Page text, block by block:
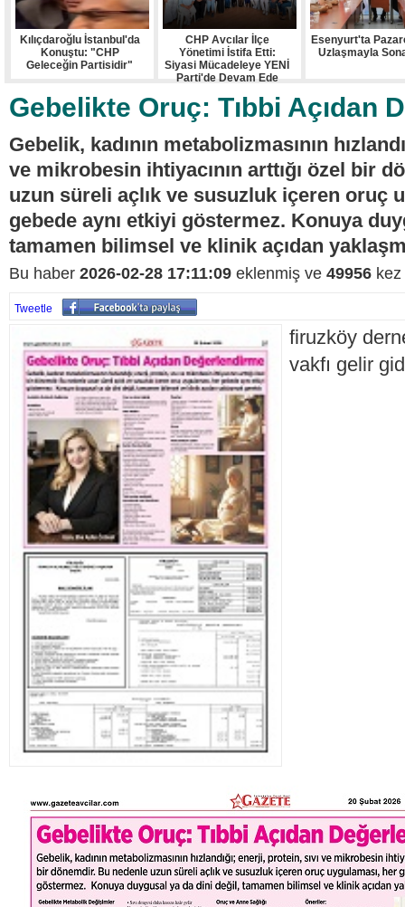
Kılıçdaroğlu İstanbul'da
Konuştu: "CHP
Geleceğin Partisidir"
CHP Avcılar İlçe
Yönetimi İstifa Etti:
Siyasi Mücadeleye YENİ
Parti'de Devam Ede
Esenyurt'ta
Uzlaşmayla
Gebelikte Oruç: Tıbbi Açıdan
Gebelik, kadının metabolizmasının
ve mikrobesin ihtiyacının arttığı özel bir
uzun süreli açlık ve susuzluk içeren oruç
gebede aynı etkiyi göstermez. Konuya
tamamen bilimsel ve klinik açıdan
Bu haber 2026-02-28 17:11:09 eklenmiş ve 49956
Tweetle
firuzköy
vakfı gelir